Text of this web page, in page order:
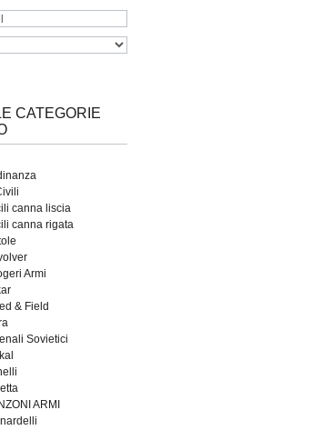
CATEGORIE
canna liscia
canna rigata
Armi
& Field
Sovietici
ARMI